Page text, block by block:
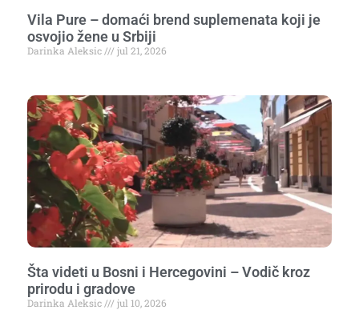
Vila Pure – domaći brend suplemenata koji je
osvojio žene u Srbiji
Darinka Aleksic jul 21, 2026
Šta videti u Bosni i Hercegovini – Vodič kroz
prirodu i gradove
Darinka Aleksic jul 10, 2026